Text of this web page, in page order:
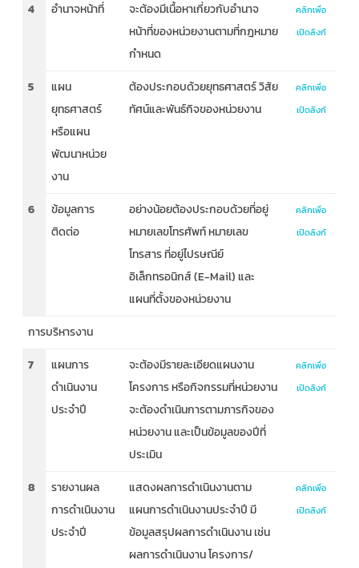
4 อำนาจหน้าที่
จะต้องมีเนื้อหาเกี่ยวกับอำนาจ
หน้าที่ของหน่วยงานตามที่กฎหมาย
กำหนด
คลิกเพื่อ
เปิดลิงก์
5
แผน
ยุทธศาสตร์
หรือแผน
พัฒนาหน่วย
งาน
ต้องประกอบด้วยยุทธศาสตร์ วิสัย
ทัศน์และพันธ์กิจของหน่วยงาน
คลิกเพื่อ
เปิดลิงก์
6
ข้อมูลการ
ติดต่อ
อย่างน้อยต้องประกอบด้วยที่อยู่
หมายเลขโทรศัพท์ หมายเลข
โทรสาร ที่อยู่ไปรษณีย์
อิเล็กทรอนิกส์ (E-Mail) และ
แผนที่ตั้งของหน่วยงาน
คลิกเพื่อ
เปิดลิงก์
การบริหารงาน
7
แผนการ
ดำเนินงาน
ประจำปี
จะต้องมีรายละเอียดแผนงาน
โครงการ หรือกิจกรรมที่หน่วยงาน
จะต้องดำเนินการตามภารกิจของ
หน่วยงาน และเป็นข้อมูลของปีที่
ประเมิน
คลิกเพื่อ
เปิดลิงก์
8
รายงานผล
การดำเนินงาน
ประจำปี
แสดงผลการดำเนินงานตาม
แผนการดำเนินงานประจำปี มี
ข้อมูลสรุปผลการดำเนินงาน เช่น
ผลการดำเนินงาน โครงการ/
คลิกเพื่อ
เปิดลิงก์